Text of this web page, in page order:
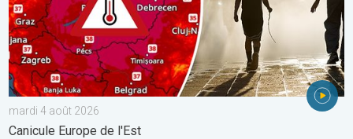
mardi 4 août 2026
Canicule Europe de l'Est